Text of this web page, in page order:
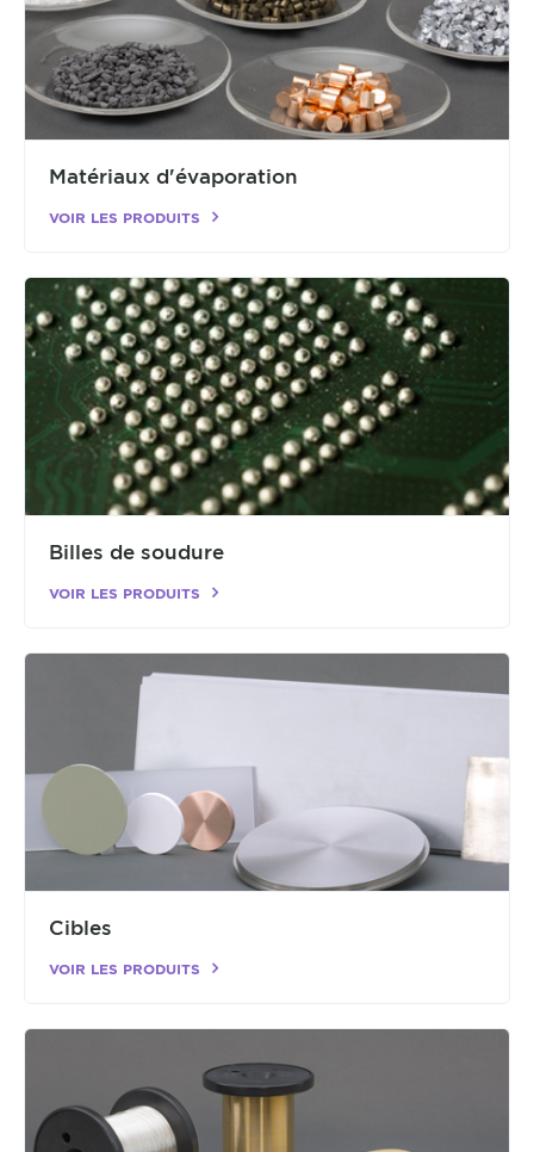
Matériaux d'évaporation
VOIR LES PRODUITS
Billes de soudure
VOIR LES PRODUITS
Cibles
VOIR LES PRODUITS